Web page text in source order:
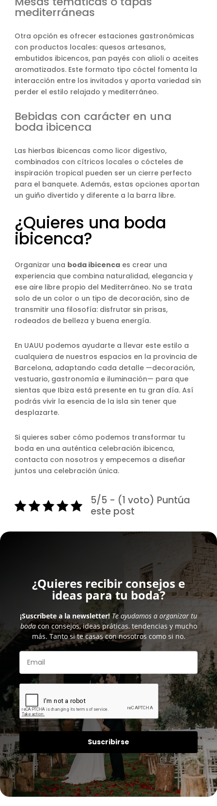
mediterráneas
Otra opción es ofrecer estaciones gastronómicas
con productos locales: quesos artesanos,
embutidos ibicencos, pan payés con alioli o aceites
aromatizados. Este formato tipo cóctel fomenta la
interacción entre los invitados y aporta variedad sin
perder el estilo relajado y mediterráneo.
Bebidas con carácter en una
boda ibicenca
Las hierbas ibicencas como licor digestivo,
combinados con cítricos locales o cócteles de
inspiración tropical pueden ser un cierre perfecto
para el banquete. Además, estas opciones aportan
un guiño divertido y diferente a la barra libre.
¿Quieres una boda
ibicenca?
Organizar una boda ibicenca es crear una
experiencia que combina naturalidad, elegancia y
ese aire libre propio del Mediterráneo. No se trata
solo de un color o un tipo de decoración, sino de
transmitir una filosofía: disfrutar sin prisas,
rodeados de belleza y buena energía.
En UAUU podemos ayudarte a llevar este estilo a
cualquiera de nuestros espacios en la provincia de
Barcelona, adaptando cada detalle —decoración,
vestuario, gastronomía e iluminación— para que
sientas que Ibiza está presente en tu gran día. Así
podrás vivir la esencia de la isla sin tener que
desplazarte.
Si quieres saber cómo podemos transformar tu
boda en una auténtica celebración ibicenca,
contacta con nosotros y empecemos a diseñar
juntos una celebración única.
5/5 - (1 voto) Puntúa
este post
¿Quieres recibir consejos e
ideas para tu boda?
¡Suscríbete a la newsletter! Te ayudamos a organizar tu
bodacon consejos, ideas práticas, tendencias y mucho
más. Tanto si te casas con nosotros como si no.
Suscribirse